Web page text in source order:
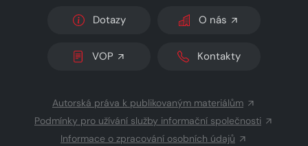
Dotazy O nás
VOP Kontakty
Autorská práva k publikovaným materiálům
Podmínky pro užívání služby informační společnosti
Informace o zpracování osobních údajů